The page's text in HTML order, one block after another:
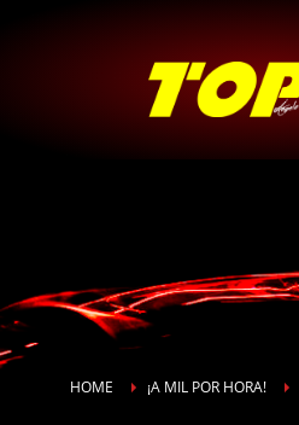
HOME ¡A MIL POR HORA!